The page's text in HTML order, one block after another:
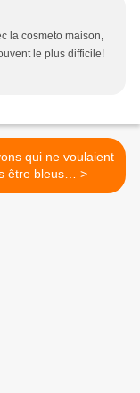
la cosmeto maison,
le plus difficile!
qui ne voulaient
pas être bleus… >